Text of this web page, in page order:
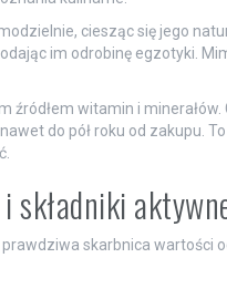
ciesząc się jego
im odrobinę egzotyki.
witamin i minerałów.
do pół roku od zakupu.
składniki
skarbnica wartości